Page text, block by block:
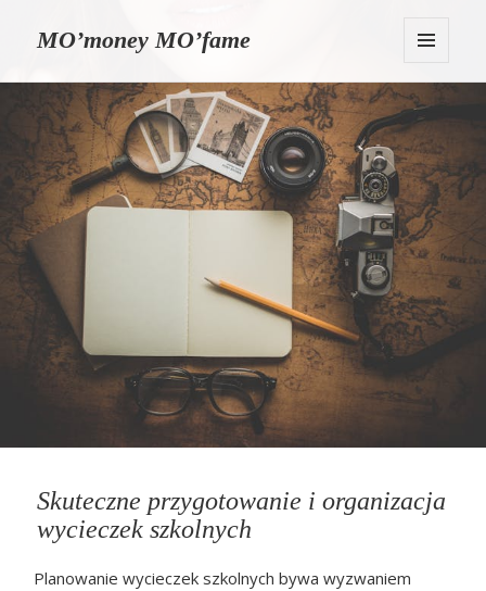
MO’money MO’fame
I
WIDGETY
Skuteczne przygotowanie i organizacja
wycieczek szkolnych
Planowanie wycieczek szkolnych bywa wyzwaniem